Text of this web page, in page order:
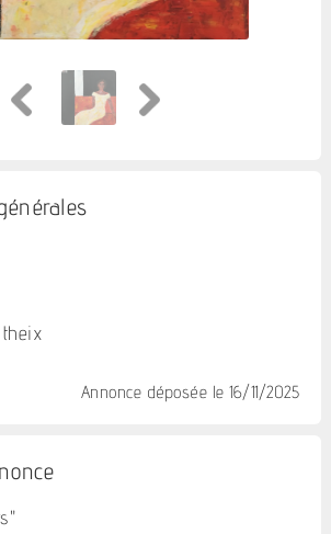
Annonce déposée le 16/11/2025